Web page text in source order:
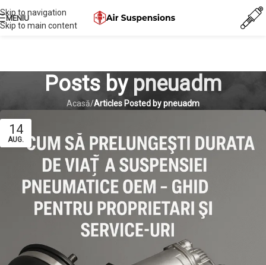
Skip to navigation
Skip to main content
MENIU
Posts by pneuadm
Acasă/Articles Posted by pneuadm
14
AUG.